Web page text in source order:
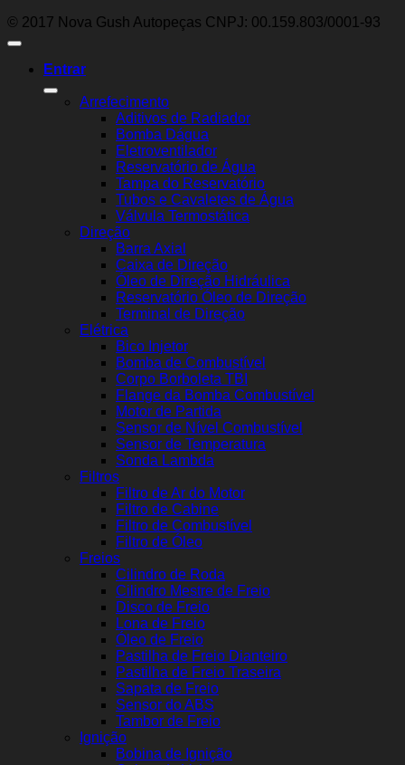
© 2017 Nova Gush Autopeças CNPJ: 00.159.803/0001-93
Entrar
Arrefecimento
Aditivos de Radiador
Bomba Dágua
Eletroventilador
Reservatório de Água
Tampa do Reservatório
Tubos e Cavaletes de Água
Válvula Termostática
Direção
Barra Axial
Caixa de Direção
Óleo de Direção Hidráulica
Reservatório Óleo de Direção
Terminal de Direção
Elétrica
Bico Injetor
Bomba de Combustível
Corpo Borboleta TBI
Flange da Bomba Combustível
Motor de Partida
Sensor de Nível Combustível
Sensor de Temperatura
Sonda Lambda
Filtros
Filtro de Ar do Motor
Filtro de Cabine
Filtro de Combustível
Filtro de Óleo
Freios
Cilindro de Roda
Cilindro Mestre de Freio
Disco de Freio
Lona de Freio
Óleo de Freio
Pastilha de Freio Dianteiro
Pastilha de Freio Traseira
Sapata de Freio
Sensor do ABS
Tambor de Freio
Ignição
Bobina de Ignição